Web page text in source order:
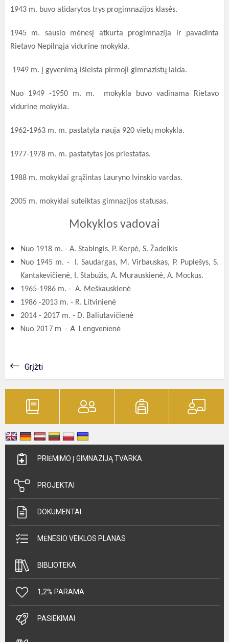
1943 m. buvo atidarytos trys progimnazijos klasės.
1945 m. sausio mėnesį atkurta progimnazija ir pavadinta
Rietavo Nepilnąja vidurine mokykla.
1949 m. į gyvenimą išleista pirmoji gimnazistų laida.
Nuo 1949 -1950 m. m. mokykla buvo vadinama Rietavo
vidurine mokykla.
1962-1963 m. m. pastatyta nauja 920 vietų mokykla.
1977-1978 m. m. pastatytas jos priestatas.
1988 m. mokyklai grąžintas Lauryno Ivinskio vardas.
2005 m. mokyklai suteiktas gimnazijos statusas.
Mokyklos vadovai
Nuo 1918 m. - A. Stabingis, P. Kerpė, S. Žadeikis
Nuo 1945 m. - I. Saudargas, M. Virbauskas, P. Puplešys, S.
Kantakevičienė, I. Stabužis, A. Murauskienė, A. Mockus.
1965-1986 m. - A. Meškauskienė
1986 -2013 m. - R. Litvinienė
2014 - 2017 m. - D. Baliutavičienė
Nuo 2017 m. - A. Lengvenienė
Grįžti
PRIĖMIMO Į GIMNAZIJĄ TVARKA
PROJEKTAI
DOKUMENTAI
MĖNESIO VEIKLOS PLANAS
BIBLIOTEKA
1,2% PARAMA
PASIEKIMAI